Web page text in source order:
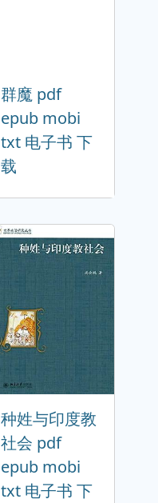
群魔 pdf
epub mobi
txt 电子书 下
载
种姓与印度教
社会 pdf
epub mobi
txt 电子书 下